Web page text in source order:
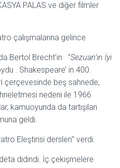
PALAS ve diğer filmler
çalışmalarına gelince
Bertol Brecht’in “Sezuan’ın İyi
. Shakespeare’ in 400.
çerçevesinde beş sahnede,
nedeni ile 1966
kamuoyunda da tartışılan
geldi.
Eleştirisi dersleri’’ verdi.
didindi. İç çekişmelere